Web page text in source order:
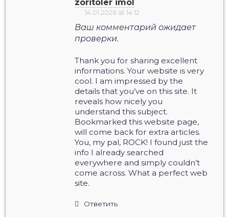
zoritoler imol
14.01.2026 at 14:12
Ваш комментарий ожидает
проверки.
Thank you for sharing excellent
informations. Your website is very
cool. I am impressed by the
details that you’ve on this site. It
reveals how nicely you
understand this subject.
Bookmarked this website page,
will come back for extra articles.
You, my pal, ROCK! I found just the
info I already searched
everywhere and simply couldn’t
come across. What a perfect web
site.
Ответить